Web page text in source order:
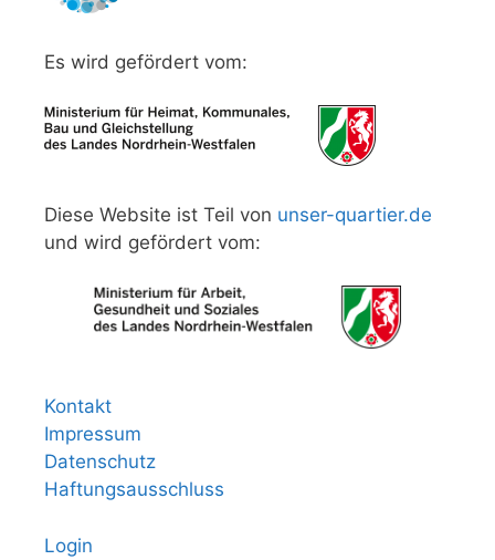
Es wird gefördert vom:
Diese Website ist Teil von unser-quartier.de
und wird gefördert vom:
Kontakt
Impressum
Datenschutz
Haftungsausschluss
Login